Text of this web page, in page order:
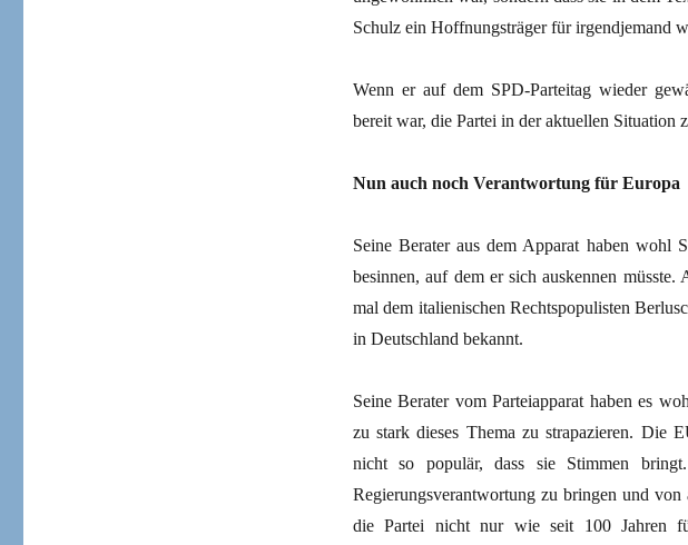
Schulz ein Hoffnungsträger für irgendjemand
Wenn er auf dem SPD-Parteitag wieder
bereit war, die Partei in der aktuellen Situation
Nun auch noch Verantwortung für Europa
Seine Berater aus dem Apparat haben wohl
besinnen, auf dem er sich auskennen
mal dem italienischen Rechtspopulisten
in Deutschland bekannt.
Seine Berater vom Parteiapparat haben es
zu stark dieses Thema zu strapazieren. Die
nicht so populär, dass sie Stimmen
Regierungsverantwortung zu bringen und von
die Partei nicht nur wie seit 100 Jahren